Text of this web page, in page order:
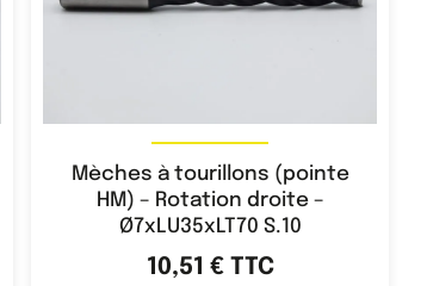
Mèches à tourillons (pointe
HM) – Rotation droite –
Ø7xLU35xLT70 S.10
10,51 €TTC